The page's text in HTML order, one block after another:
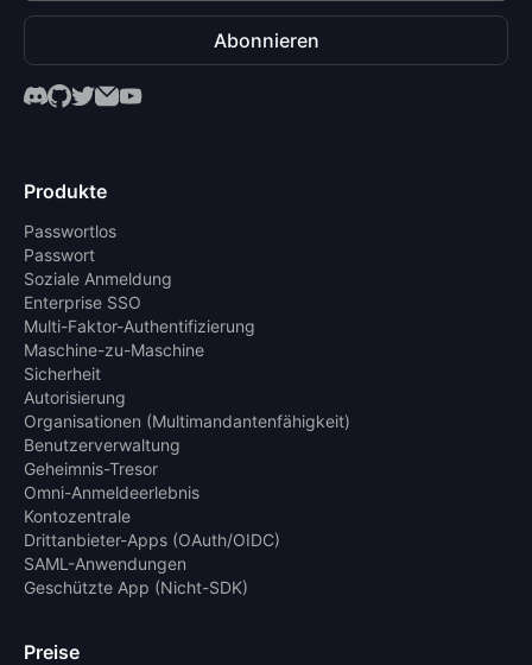
Abonnieren
Produkte
Passwortlos
Passwort
Soziale Anmeldung
Enterprise SSO
Multi-Faktor-Authentifizierung
Maschine-zu-Maschine
Sicherheit
Autorisierung
Organisationen (Multimandantenfähigkeit)
Benutzerverwaltung
Geheimnis-Tresor
Omni-Anmeldeerlebnis
Kontozentrale
Drittanbieter-Apps (OAuth/OIDC)
SAML-Anwendungen
Geschützte App (Nicht-SDK)
Preise